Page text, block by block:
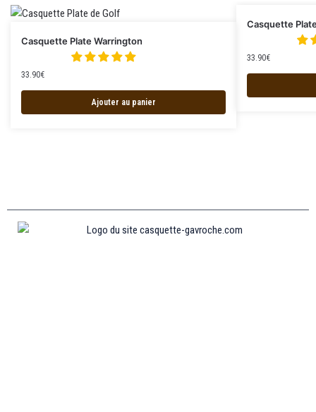
Casquette Plate Warrington
33.90€
Ajouter au panier
Casquette
33.90€